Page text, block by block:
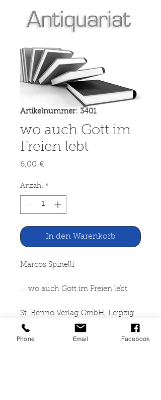
Artikelnummer: 3401
wo auch Gott im
Freien lebt
6,00 €Preis
Anzahl *
In den Warenkorb
Marcos Spinelli
... wo auch Gott im Freien lebt
St. Benno Verlag GmbH, Leipzig
1972
Phone Email Facebook